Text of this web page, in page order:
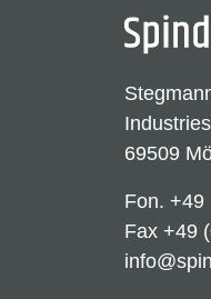
69509
Fon. +49
Fax +49